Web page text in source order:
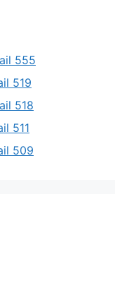
555
519
518
511
509